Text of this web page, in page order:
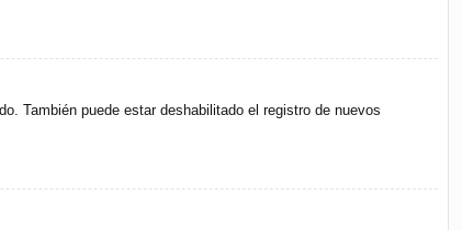
También puede estar deshabilitado el registro de nuevos